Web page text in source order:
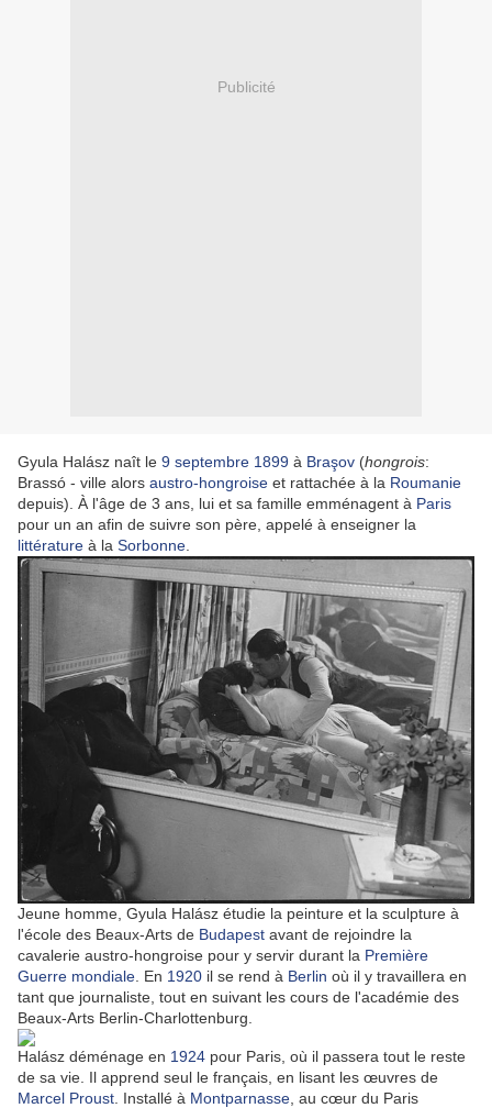
Publicité
Gyula Halász naît le 9 septembre 1899 à Braşov (hongrois:
Brassó - ville alors austro-hongroise et rattachée à la Roumanie
depuis). À l'âge de 3 ans, lui et sa famille emménagent à Paris
pour un an afin de suivre son père, appelé à enseigner la
littérature à la Sorbonne
Jeune homme, Gyula Halász étudie la peinture et la sculpture à
l'école des Beaux-Arts de Budapest avant de rejoindre la
cavalerie austro-hongroise pour y servir durant la Première
Guerre mondiale . En 1920 il se rend à Berlin où il y travaillera en
tant que journaliste, tout en suivant les cours de l'académie des
Beaux-Arts Berlin-Charlottenburg.
Halász déménage en 1924 pour Paris, où il passera tout le reste
de sa vie. Il apprend seul le français, en lisant les œuvres de
Marcel Proust . Installé à Montparnasse , au cœur du Paris